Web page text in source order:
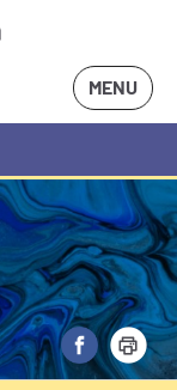
MENU